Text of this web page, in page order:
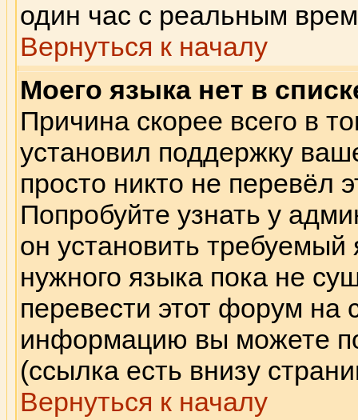
один час с реальным
Вернуться к началу
Моего языка нет в
Причина скорее всего в
установил поддержку
просто никто не перевёл
Попробуйте узнать у
он установить
нужного языка пока не
перевести этот форум на
информацию вы можете
(ссылка есть внизу
Вернуться к началу